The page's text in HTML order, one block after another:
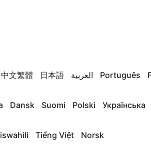
中文繁體 日本語 العربية Português
Dansk Suomi Polski Українська
Tiếng Việt Norsk